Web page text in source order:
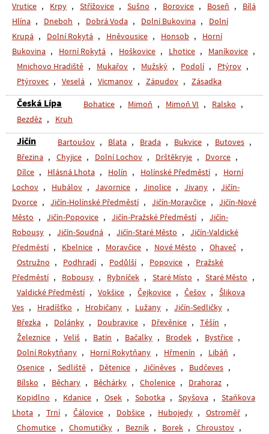
Vrutice , Krpy , Střížovice , Sušno , Borovice , Boseň ,
Bílá
Hlína , Dneboh , Dobrá Voda , Dolní Bukovina ,
Dolní
Krupá , Dolní Rokytá , Hněvousice , Honsob ,
Horní
Bukovina , Horní Rokytá , Hoškovice , Lhotice , Maníkovice ,
Mnichovo Hradiště , Mukařov , Mužský , Podolí , Ptýrov ,
Ptýrovec , Veselá , Vicmanov , Zápudov , Zásadka
Česká Lípa Bohatice , Mimoň , Mimoň VI , Ralsko ,
Bezděz , Kruh
Jičín Bartoušov , Blata , Brada , Bukvice , Butoves ,
Březina , Chyjice , Dolní Lochov , Drštěkryje , Dvorce ,
Dílce , Hlásná Lhota , Holín , Holínské Předměstí ,
Horní
Lochov , Hubálov , Javornice , Jinolice , Jivany ,
Jičín-
Dvorce , Jičín-Holínské Předměstí , Jičín-Moravčice ,
Jičín-Nové
Město , Jičín-Popovice , Jičín-Pražské Předměstí ,
Jičín-
Robousy , Jičín-Soudná , Jičín-Staré Město ,
Jičín-Valdické
Předměstí , Kbelnice , Moravčice , Nové Město , Ohaveč ,
Ostružno , Podhradí , Podůlší , Popovice ,
Pražské
Předměstí , Robousy , Rybníček , Staré Místo , Staré Město ,
Valdické Předměstí , Vokšice , Čejkovice , Češov ,
Šlikova
Ves , Hradíšťko , Hrobičany , Lužany , Jičín-Sedličky ,
Březka , Dolánky , Doubravice , Dřevěnice , Těšín ,
Železnice , Veliš , Batín , Bačalky , Brodek , Bystřice ,
Dolní Rokytňany , Horní Rokytňany , Hřmenín , Libáň ,
Osenice , Sedliště , Dětenice , Jičíněves , Budčeves ,
Bílsko , Běchary , Běchárky , Cholenice , Drahoraz ,
Kopidlno , Kdanice , Osek , Sobotka , Spyšova ,
Staňkova
Lhota , Trní , Čálovice , Dobšice , Hubojedy , Ostroměř ,
Chomutice , Chomutičky , Bezník , Borek , Chroustov ,